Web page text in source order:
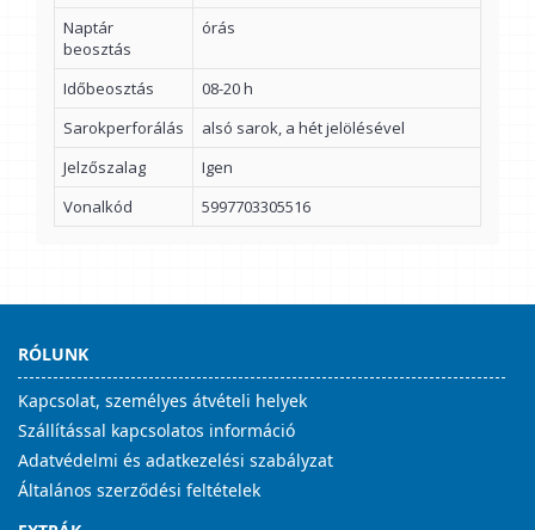
Naptár
beosztás
órás
Időbeosztás
08-20 h
Sarokperforálás
alsó sarok, a hét jelölésével
Jelzőszalag
Igen
Vonalkód
5997703305516
RÓLUNK
Kapcsolat, személyes átvételi helyek
Szállítással kapcsolatos információ
Adatvédelmi és adatkezelési szabályzat
Általános szerződési feltételek